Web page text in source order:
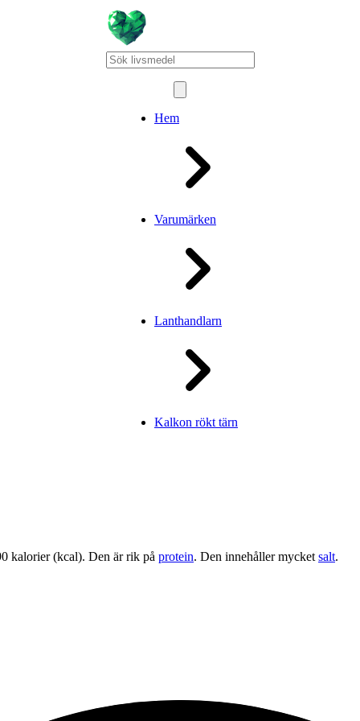
Hem
Varumärken
Lanthandlarn
Kalkon rökt tärn
kalorier (kcal). Den är rik på protein. Den innehåller mycketsalt.